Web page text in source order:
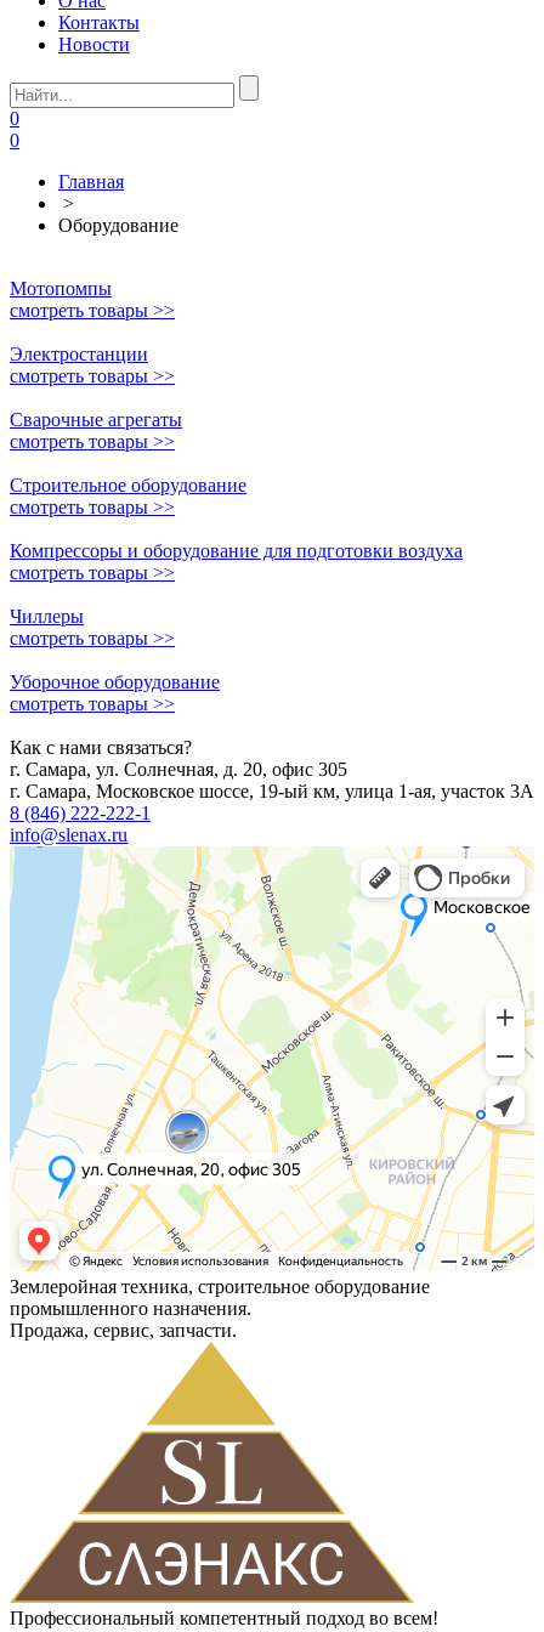
Контакты
Новости
0
0
Главная
>
Оборудование
Мотопомпы
смотреть товары >>
Электростанции
смотреть товары >>
Сварочные агрегаты
смотреть товары >>
Строительное оборудование
смотреть товары >>
Компрессоры и оборудование для подготовки воздуха
смотреть товары >>
Чиллеры
смотреть товары >>
Уборочное оборудование
смотреть товары >>
Как с нами связаться?
г. Самара, ул. Солнечная, д. 20, офис 305
г. Самара, Московское шоссе, 19-ый км, улица 1-ая, участок 3А
8 (846) 222-222-1
info@slenax.ru
Землеройная техника, строительное оборудование
промышленного назначения.
Продажа, сервис, запчасти.
Профессиональный компетентный подход во всем!